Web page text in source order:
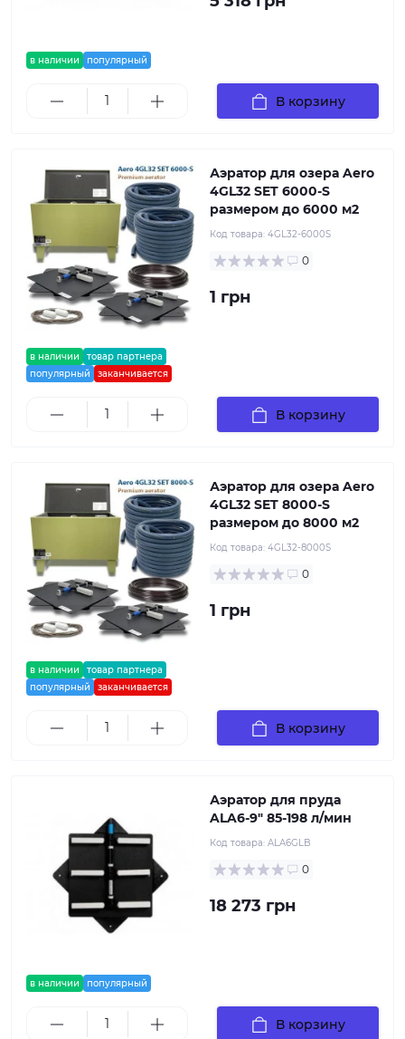
в наличии популярный
В корзину
в наличии
товар партнера
популярный
заканчивается
Аэратор для озера Aero
4GL32 SET 6000-S
размером до 6000 м2
Код товара: 4GL32-6000S
0
1 грн
В корзину
в наличии
товар партнера
популярный
заканчивается
Аэратор для озера Aero
4GL32 SET 8000-S
размером до 8000 м2
Код товара: 4GL32-8000S
0
1 грн
В корзину
в наличии популярный
Аэратор для пруда
ALA6-9" 85-198 л/мин
Код товара: ALA6GLB
0
18 273 грн
В корзину